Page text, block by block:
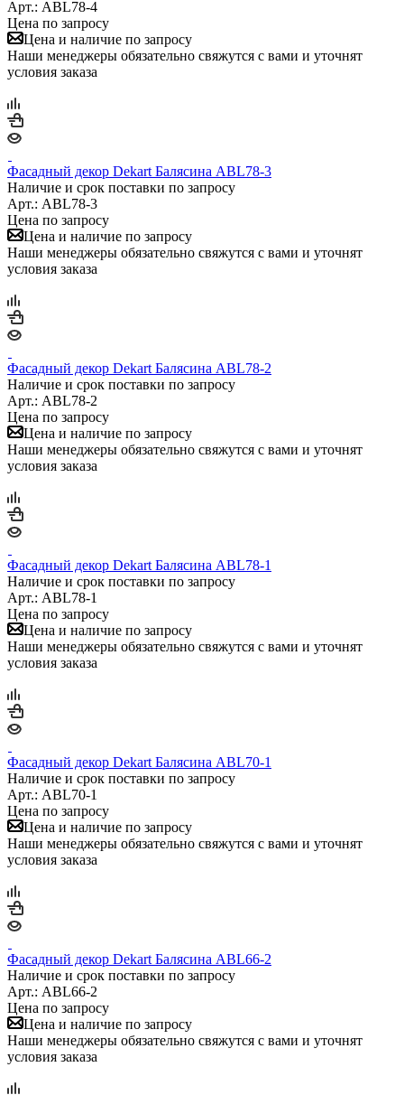
Арт.: ABL78-4
Цена по запросу
Цена и наличие по запросу
Наши менеджеры обязательно свяжутся с вами и уточнят
условия заказа
Фасадный декор Dekart Балясина ABL78-3
Наличие и срок поставки по запросу
Арт.: ABL78-3
Цена по запросу
Цена и наличие по запросу
Наши менеджеры обязательно свяжутся с вами и уточнят
условия заказа
Фасадный декор Dekart Балясина ABL78-2
Наличие и срок поставки по запросу
Арт.: ABL78-2
Цена по запросу
Цена и наличие по запросу
Наши менеджеры обязательно свяжутся с вами и уточнят
условия заказа
Фасадный декор Dekart Балясина ABL78-1
Наличие и срок поставки по запросу
Арт.: ABL78-1
Цена по запросу
Цена и наличие по запросу
Наши менеджеры обязательно свяжутся с вами и уточнят
условия заказа
Фасадный декор Dekart Балясина ABL70-1
Наличие и срок поставки по запросу
Арт.: ABL70-1
Цена по запросу
Цена и наличие по запросу
Наши менеджеры обязательно свяжутся с вами и уточнят
условия заказа
Фасадный декор Dekart Балясина ABL66-2
Наличие и срок поставки по запросу
Арт.: ABL66-2
Цена по запросу
Цена и наличие по запросу
Наши менеджеры обязательно свяжутся с вами и уточнят
условия заказа